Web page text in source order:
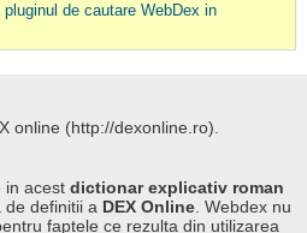
pluginul de cautare WebDex in
online (http://dexonline.ro).
in acestdictionar explicativ roman
definitii a DEX Online . Webdex nu
faptele ce rezulta din utilizarea